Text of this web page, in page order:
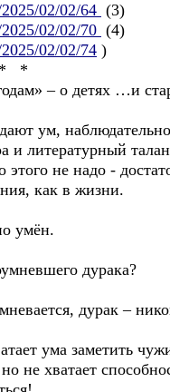
02/02/64 (3)
02/02/70 (4)
02/02/74 )
– о детях …и
ум,
и литературный
этого не надо -
как в жизни.
умён.
дурака?
дурак –
ума заметить
не хватает